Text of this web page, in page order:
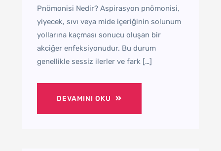
Pnömonisi Nedir? Aspirasyon pnömonisi,
yiyecek, sıvı veya mide içeriğinin solunum
yollarına kaçması sonucu oluşan bir
akciğer enfeksiyonudur. Bu durum
genellikle sessiz ilerler ve fark […]
DEVAMINI OKU